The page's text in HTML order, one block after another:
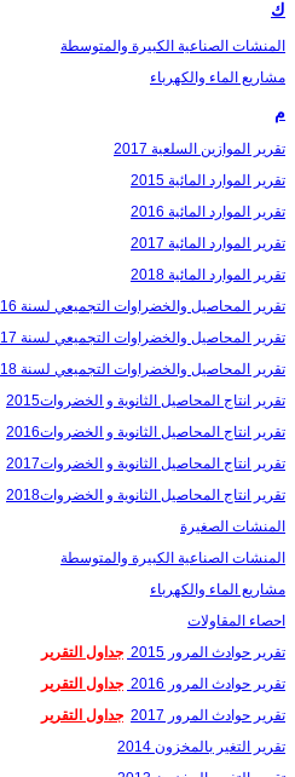
ك
المنشات الصناعية الكبيرة والمتوسطة
مشاريع الماء والكهرباء
م
تقرير الموازين السلعية 2017
تقرير الموارد المائية 2015
تقرير الموارد المائية 2016
تقرير الموارد المائية 2017
تقرير الموارد المائية 2018
تقرير المحاصيل والخضراوات التجميعي لسنة 2016
تقرير المحاصيل والخضراوات التجميعي لسنة 2017
تقرير المحاصيل والخضراوات التجميعي لسنة 2018
تقرير انتاج المحاصيل الثانوية و الخضروات2015
تقرير انتاج المحاصيل الثانوية و الخضروات2016
تقرير انتاج المحاصيل الثانوية و الخضروات2017
تقرير انتاج المحاصيل الثانوية و الخضروات2018
المنشات الصغيرة
المنشات الصناعية الكبيرة والمتوسطة
مشاريع الماء والكهرباء
احصاء المقاولات
تقرير حوادث المرور 2015
جداول التقرير
تقرير حوادث المرور 2016
جداول التقرير
تقرير حوادث المرور 2017
جداول التقرير
تقرير التغير بالمخزون 2014